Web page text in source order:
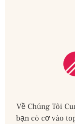
Về Chúng Tôi
bạn có cơ vào